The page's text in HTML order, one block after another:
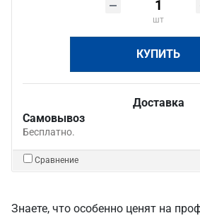
шт
КУПИТЬ
Доставка
Самовывоз
Бесплатно.
Сравнение
Знаете, что особенно ценят на